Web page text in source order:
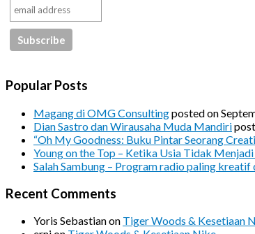
Popular Posts
Magang di OMG Consultingposted on
Dian Sastro dan Wirausaha Muda Mandiri
“Oh My Goodness: Buku Pintar Seorang
Young on the Top – Ketika Usia Tidak
Salah Sambung – Program radio paling kreatif
Recent Comments
Yoris Sebastianon Tiger Woods & Kesetiaan